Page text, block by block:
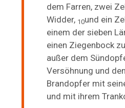
dem Farren, zwei
Widder, 10und ein
einem der sieben
einen Ziegenbock
außer dem
Versöhnung und
Brandopfer mit
und mit ihrem